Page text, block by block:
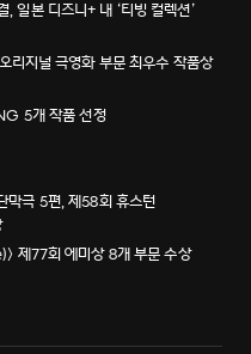
본 디즈니+ 내 ‘티빙 컬렉션’
지널 극영화 부문 최우수 작품상
5개 작품 선정
극 5편, 제58회 휴스턴
제77회 에미상 8개 부문 수상